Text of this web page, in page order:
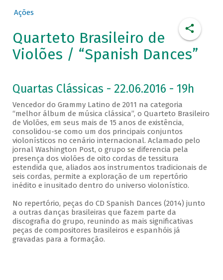
Ações
Quarteto Brasileiro de
Violões / “Spanish Dances”
Quartas Clássicas - 22.06.2016 - 19h
Vencedor do Grammy Latino de 2011 na categoria
“melhor álbum de música clássica”, o Quarteto Brasileiro
de Violões, em seus mais de 15 anos de existência,
consolidou-se como um dos principais conjuntos
violonísticos no cenário internacional. Aclamado pelo
jornal Washington Post, o grupo se diferencia pela
presença dos violões de oito cordas de tessitura
estendida que, aliados aos instrumentos tradicionais de
seis cordas, permite a exploração de um repertório
inédito e inusitado dentro do universo violonístico.
No repertório, peças do CD Spanish Dances (2014) junto
a outras danças brasileiras que fazem parte da
discografia do grupo, reunindo as mais significativas
peças de compositores brasileiros e espanhóis já
gravadas para a formação.